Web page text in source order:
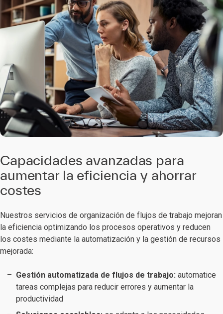
Capacidades avanzadas para
aumentar la eficiencia y ahorrar
costes
Nuestros servicios de organización de flujos de trabajo mejoran
la eficiencia optimizando los procesos operativos y reducen
los costes mediante la automatización y la gestión de recursos
mejorada:
Gestión automatizada de flujos de trabajo: automatice
tareas complejas para reducir errores y aumentar la
productividad